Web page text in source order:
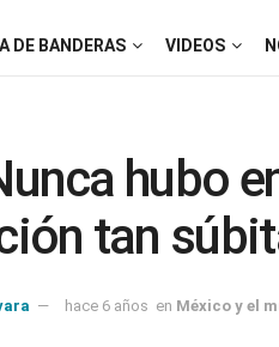
DE BANDERAS VIDEOS
hubo
tan
hace 6 años en México y el